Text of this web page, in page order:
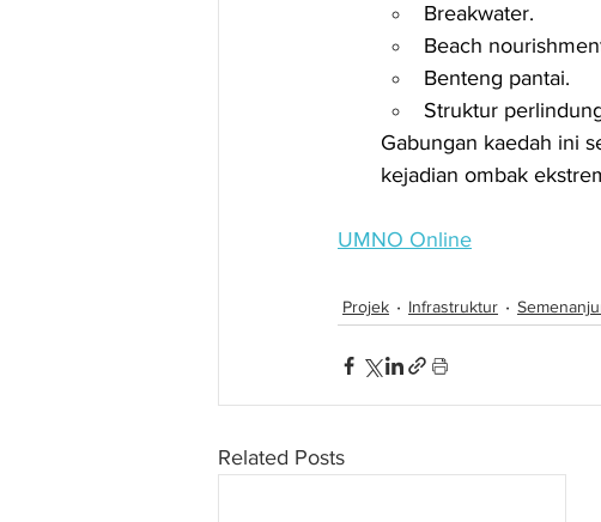
Breakwater.
Beach
Benteng pantai.
Struktur
Gabungan kaedah ini
kejadian ombak
UMNO Online
Projek Infrastruktur
Related Posts